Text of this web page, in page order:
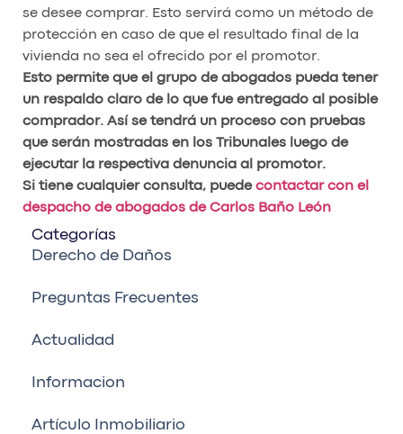
se desee comprar. Esto servirá como un método de
protección en caso de que el resultado final de la
vivienda no sea el ofrecido por el promotor.
Esto permite que el grupo de abogados pueda tener
un respaldo claro de lo que fue entregado al posible
comprador. Así se tendrá un proceso con pruebas
que serán mostradas en los Tribunales luego de
ejecutar la respectiva denuncia al promotor.
Si tiene cualquier consulta, puede contactar con el
despacho de abogados de Carlos Baño León
Categorías
Derecho de Daños
Preguntas Frecuentes
Actualidad
Informacion
Artículo Inmobiliario